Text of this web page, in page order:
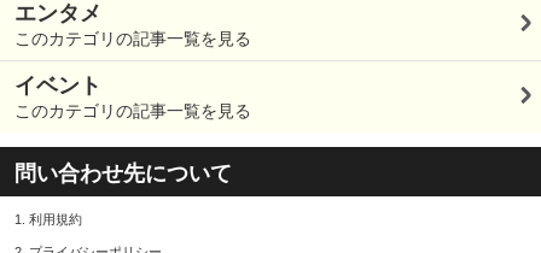
エンタメ
このカテゴリの記事一覧を見る
イベント
このカテゴリの記事一覧を見る
問い合わせ先について
1. 利用規約